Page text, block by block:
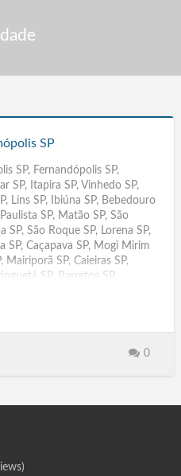
SP
SP, Fernandópolis SP,
SP, Itapira SP, Vinhedo SP,
Lins SP, Ibiúna SP, Bebedouro
SP, Matão SP, São
SP, São Roque SP, Lorena SP,
SP, Caçapava SP, Mogi Mirim
Mairiporã SP, Caieiras SP,
SP, Barretos SP,
Pires SP, Sertãozinho SP,
Araras SP, Atibaia SP,
da Serra SP, Francisco
0